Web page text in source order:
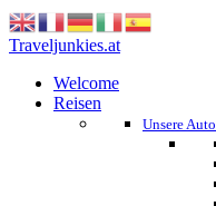
Traveljunkies.at
Welcome
Reisen
Unsere